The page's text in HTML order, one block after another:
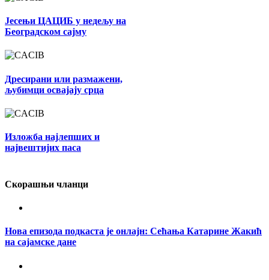
Јесењи ЦАЦИБ у недељу на
Београдском сајму
Дресирани или размажени,
љубимци освајају срца
Изложба најлепших и
највештијих паса
Скорашњи чланци
Нова епизода подкаста је онлајн: Сећања Катарине Жакић
на сајамске дане